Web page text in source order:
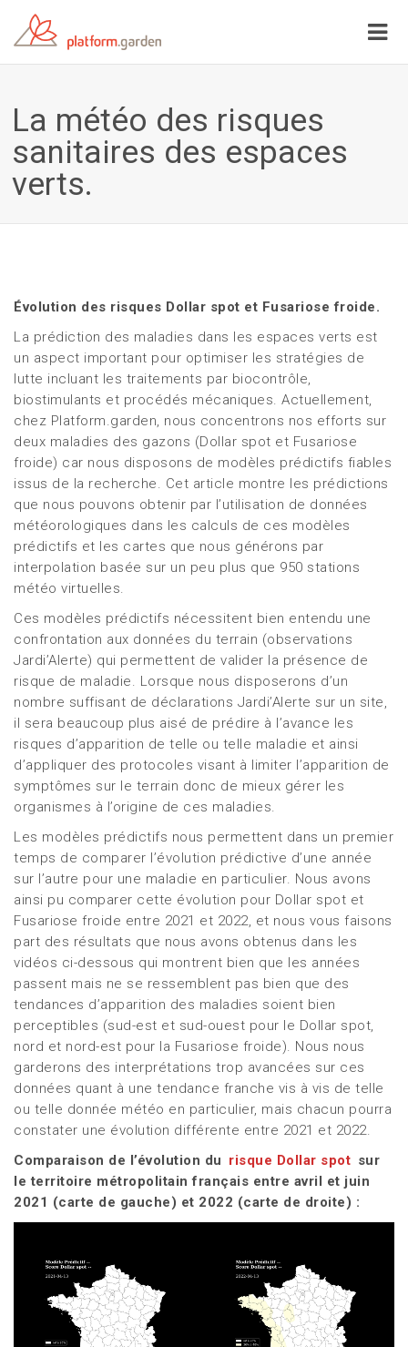
La météo des risques
sanitaires des espaces
verts.
Évolution des risques Dollar spot et Fusariose froide.
La prédiction des maladies dans les espaces verts est
un aspect important pour optimiser les stratégies de
lutte incluant les traitements par biocontrôle,
biostimulants et procédés mécaniques. Actuellement,
chez Platform.garden, nous concentrons nos efforts sur
deux maladies des gazons (Dollar spot et Fusariose
froide) car nous disposons de modèles prédictifs fiables
issus de la recherche. Cet article montre les prédictions
que nous pouvons obtenir par l’utilisation de données
météorologiques dans les calculs de ces modèles
prédictifs et les cartes que nous générons par
interpolation basée sur un peu plus que 950 stations
météo virtuelles.
Ces modèles prédictifs nécessitent bien entendu une
confrontation aux données du terrain (observations
Jardi’Alerte) qui permettent de valider la présence de
risque de maladie. Lorsque nous disposerons d’un
nombre suffisant de déclarations Jardi’Alerte sur un site,
il sera beaucoup plus aisé de prédire à l’avance les
risques d’apparition de telle ou telle maladie et ainsi
d’appliquer des protocoles visant à limiter l’apparition de
symptômes sur le terrain donc de mieux gérer les
organismes à l’origine de ces maladies.
Les modèles prédictifs nous permettent dans un premier
temps de comparer l’évolution prédictive d’une année
sur l’autre pour une maladie en particulier. Nous avons
ainsi pu comparer cette évolution pour Dollar spot et
Fusariose froide entre 2021 et 2022, et nous vous faisons
part des résultats que nous avons obtenus dans les
vidéos ci-dessous qui montrent bien que les années
passent mais ne se ressemblent pas bien que des
tendances d’apparition des maladies soient bien
perceptibles (sud-est et sud-ouest pour le Dollar spot,
nord et nord-est pour la Fusariose froide). Nous nous
garderons des interprétations trop avancées sur ces
données quant à une tendance franche vis à vis de telle
ou telle donnée météo en particulier, mais chacun pourra
constater une évolution différente entre 2021 et 2022.
Comparaison de l’évolution du risque Dollar spot sur
le territoire métropolitain français entre avril et juin
2021 (carte de gauche) et 2022 (carte de droite) :